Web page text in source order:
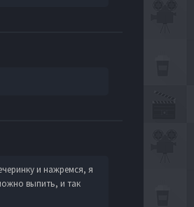
и нажремся, я
выпить, и так